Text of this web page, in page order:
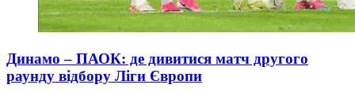
Динамо – ПАОК: де дивитися матч другого
раунду відбору Ліги Європи